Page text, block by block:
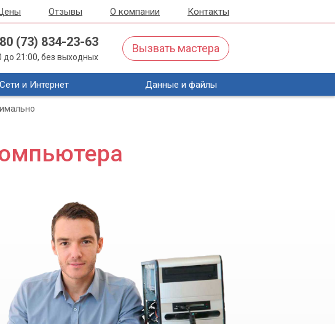
Отзывы О компании Контакты
(73) 834-23-63
до 21:00, без выходных
Вызвать мастера
Сети и Интернет Данные и файлы